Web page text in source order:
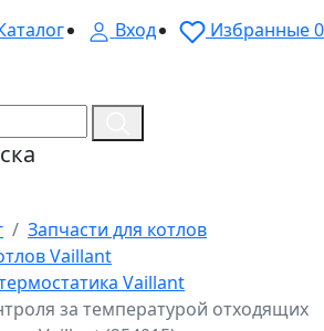
Вход Избранные0
Запчасти для котлов
Vaillant
Vaillant
за температурой отходящих